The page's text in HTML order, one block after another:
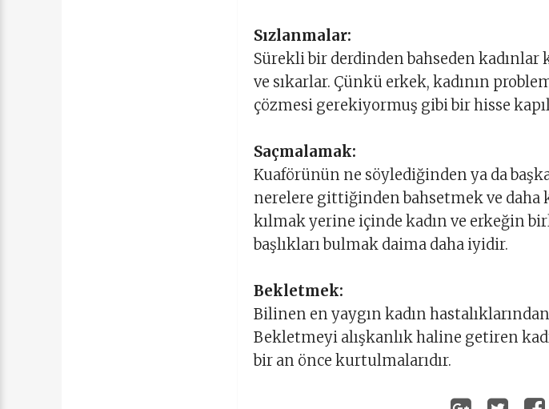
Sızlanmalar:
Sürekli bir derdinden bahseden kadınlar
ve sıkarlar. Çünkü erkek, kadının
çözmesi gerekiyormuş gibi bir hisse
Saçmalamak:
Kuaförünün ne söylediğinden ya da
nerelere gittiğinden bahsetmek ve daha
kılmak yerine içinde kadın ve erkeğin
başlıkları bulmak daima daha iyidir.
Bekletmek:
Bilinen en yaygın kadın
Bekletmeyi alışkanlık haline getiren
bir an önce kurtulmalarıdır.